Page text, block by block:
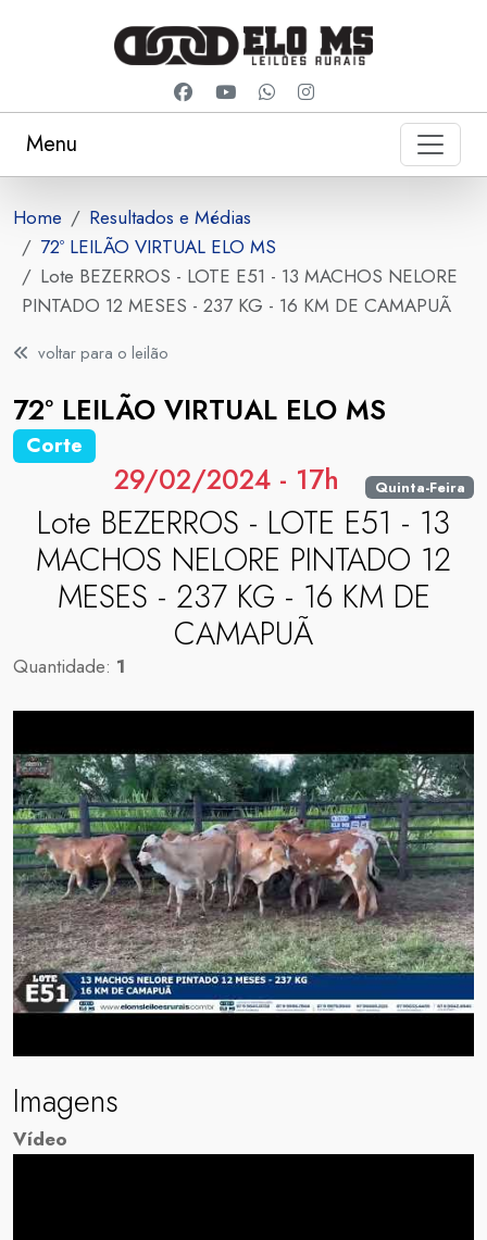
Menu
Home
Resultados e Médias
72º LEILÃO VIRTUAL ELO MS
Lote BEZERROS - LOTE E51 - 13 MACHOS NELORE
PINTADO 12 MESES - 237 KG - 16 KM DE CAMAPUÃ
voltar para o leilão
72º LEILÃO VIRTUAL ELO MS
Corte
29/02/2024 - 17h Quinta-Feira
Lote BEZERROS - LOTE E51 - 13
MACHOS NELORE PINTADO 12
MESES - 237 KG - 16 KM DE
CAMAPUÃ
Quantidade: 1
Imagens
Vídeo